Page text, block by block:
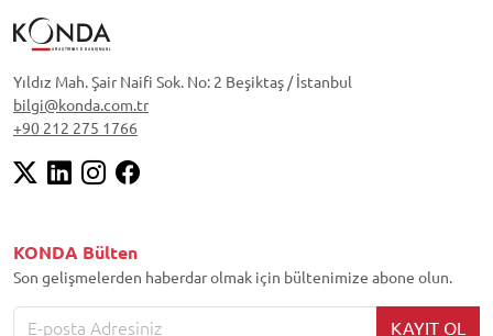
Yıldız Mah. Şair Naifi Sok. No: 2 Beşiktaş / İstanbul
bilgi@konda.com.tr
+90 212 275 1766
KONDA Bülten
Son gelişmelerden haberdar olmak için bültenimize abone olun.
KAYIT OL